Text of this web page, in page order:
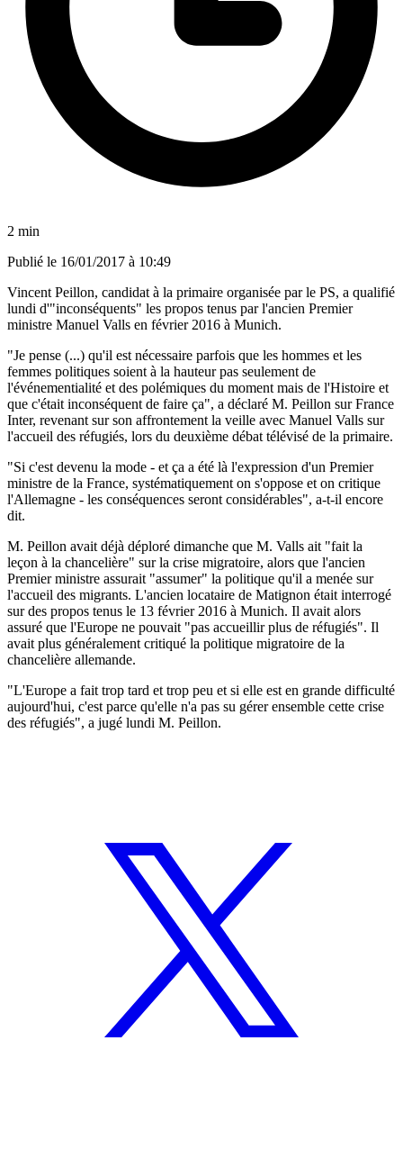
2 min
Publié le 16/01/2017 à 10:49
Vincent Peillon, candidat à la primaire organisée par le PS, a qualifié
lundi d'"inconséquents" les propos tenus par l'ancien Premier
ministre Manuel Valls en février 2016 à Munich.
"Je pense (...) qu'il est nécessaire parfois que les hommes et les
femmes politiques soient à la hauteur pas seulement de
l'événementialité et des polémiques du moment mais de l'Histoire et
que c'était inconséquent de faire ça", a déclaré M. Peillon sur France
Inter, revenant sur son affrontement la veille avec Manuel Valls sur
l'accueil des réfugiés, lors du deuxième débat télévisé de la primaire.
"Si c'est devenu la mode - et ça a été là l'expression d'un Premier
ministre de la France, systématiquement on s'oppose et on critique
l'Allemagne - les conséquences seront considérables", a-t-il encore
dit.
M. Peillon avait déjà déploré dimanche que M. Valls ait "fait la
leçon à la chancelière" sur la crise migratoire, alors que l'ancien
Premier ministre assurait "assumer" la politique qu'il a menée sur
l'accueil des migrants. L'ancien locataire de Matignon était interrogé
sur des propos tenus le 13 février 2016 à Munich. Il avait alors
assuré que l'Europe ne pouvait "pas accueillir plus de réfugiés". Il
avait plus généralement critiqué la politique migratoire de la
chancelière allemande.
"L'Europe a fait trop tard et trop peu et si elle est en grande difficulté
aujourd'hui, c'est parce qu'elle n'a pas su gérer ensemble cette crise
des réfugiés", a jugé lundi M. Peillon.